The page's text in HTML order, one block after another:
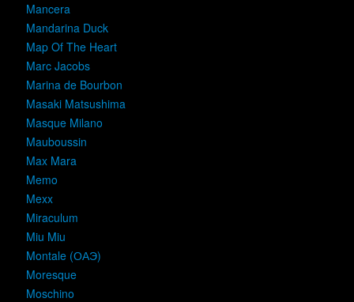
Mancera
Mandarina Duck
Map Of The Heart
Marc Jacobs
Marina de Bourbon
Masaki Matsushima
Masque Milano
Mauboussin
Max Mara
Memo
Mexx
Miraculum
Miu Miu
Montale (ОАЭ)
Moresque
Moschino